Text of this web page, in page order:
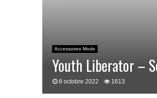
Accessoires Mode
Youth Liberator –
8 octobre 2022 1613